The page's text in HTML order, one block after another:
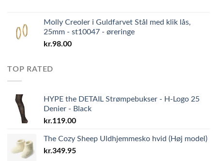
Molly Creoler i Guldfarvet Stål med klik lås,
25mm - st10047 - øreringe
kr.98.00
TOP RATED
HYPE the DETAIL Strømpebukser - H-Logo 25
Denier - Black
kr.119.00
The Cozy Sheep Uldhjemmesko hvid (Høj model)
kr.349.95